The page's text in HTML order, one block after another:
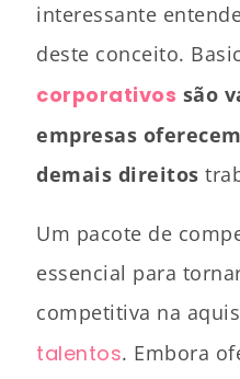
interessante
deste conceito.
corporativos são
empresas
demais direitos
Um pacote de
essencial para
competitiva na
talentos. Embora